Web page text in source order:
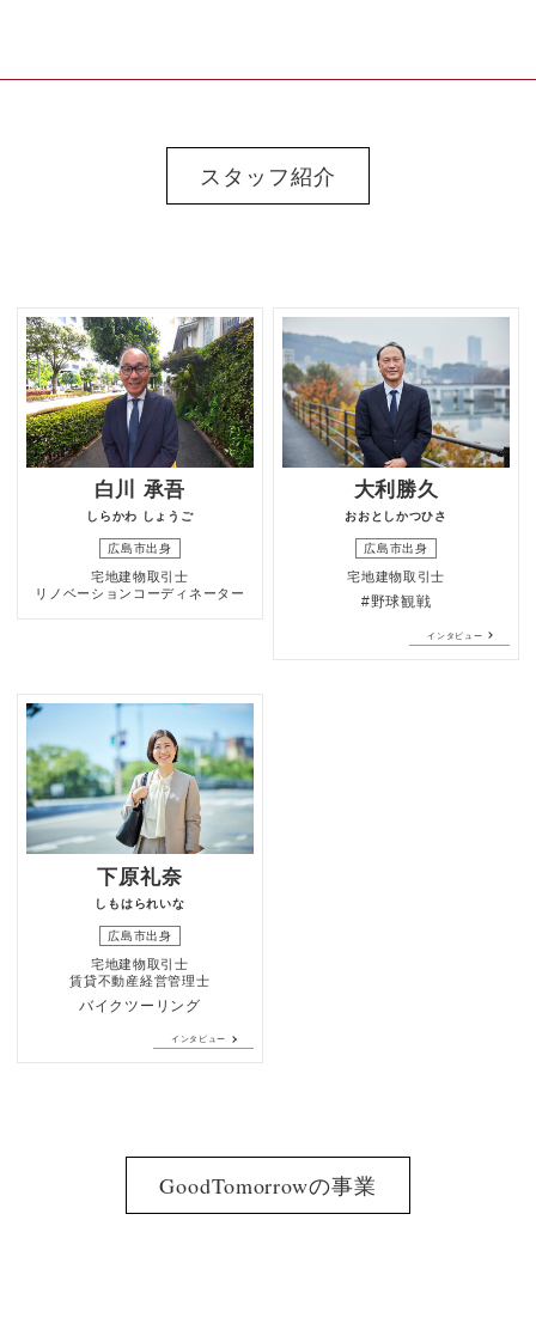
スタッフ紹介
白川 承吾
しらかわ しょうご
広島市出身
宅地建物取引士
リノベーションコーディネーター
大利勝久
おおとしかつひさ
広島市出身
宅地建物取引士
#野球観戦
インタビュー
下原礼奈
しもはられいな
広島市出身
宅地建物取引士
賃貸不動産経営管理士
バイクツーリング
インタビュー
GoodTomorrowの事業